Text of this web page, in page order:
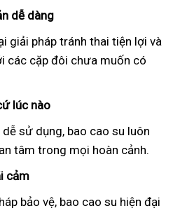
dễ dàng
giải pháp tránh thai tiện lợi và
các cặp đôi chưa muốn có
lúc nào
sử dụng, bao cao su luôn
tâm trong mọi hoàn cảnh.
cảm
bảo vệ, bao cao su hiện đại